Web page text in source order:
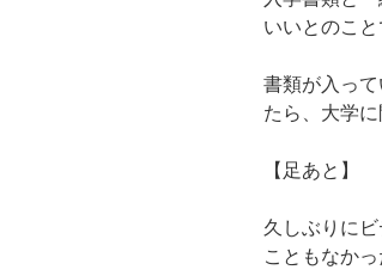
いいとのこと
書類が入っ
たら、大学
【足あと】
久しぶりに
こともなか